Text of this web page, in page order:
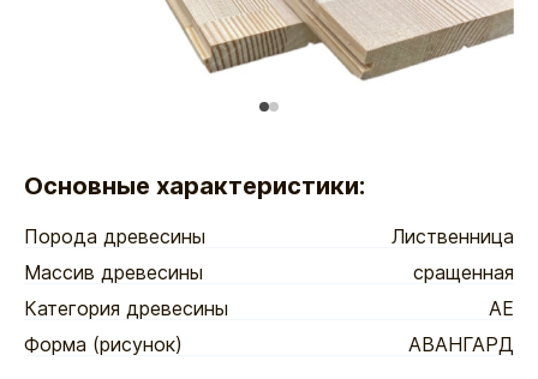
Основные характеристики:
Порода древесины
Лиственница
Массив древесины
сращенная
Категория древесины
АЕ
Форма (рисунок)
АВАНГАРД